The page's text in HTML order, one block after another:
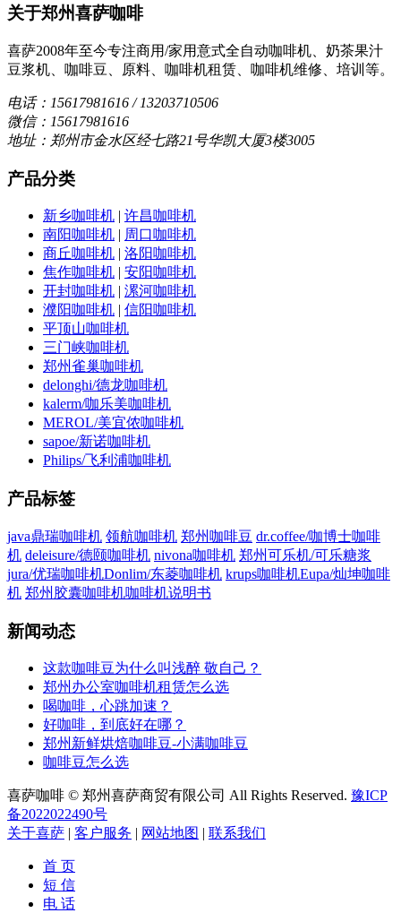
关于郑州喜萨咖啡
喜萨2008年至今专注商用/家用意式全自动咖啡机、奶茶果汁
豆浆机、咖啡豆、原料、咖啡机租赁、咖啡机维修、培训等。
电话：15617981616 / 13203710506
微信：15617981616
地址：郑州市金水区经七路21号华凯大厦3楼3005
产品分类
新乡咖啡机
许昌咖啡机
南阳咖啡机
周口咖啡机
商丘咖啡机
洛阳咖啡机
焦作咖啡机
安阳咖啡机
开封咖啡机
漯河咖啡机
濮阳咖啡机
信阳咖啡机
平顶山咖啡机
三门峡咖啡机
郑州雀巢咖啡机
delonghi/德龙咖啡机
kalerm/咖乐美咖啡机
MEROL/美宜侬咖啡机
sapoe/新诺咖啡机
Philips/飞利浦咖啡机
产品标签
java鼎瑞咖啡机 领航咖啡机 郑州咖啡豆 dr.coffee/咖博士咖啡
机 deleisure/德颐咖啡机 nivona咖啡机 郑州可乐机/可乐糖浆
jura/优瑞咖啡机Donlim/东菱咖啡机 krups咖啡机Eupa/灿坤咖啡
机 郑州胶囊咖啡机咖啡机说明书
新闻动态
这款咖啡豆为什么叫浅醉 敬自己？
郑州办公室咖啡机租赁怎么选
喝咖啡，心跳加速？
好咖啡，到底好在哪？
郑州新鲜烘焙咖啡豆-小满咖啡豆
咖啡豆怎么选
喜萨咖啡 © 郑州喜萨商贸有限公司 All Rights Reserved. 豫ICP
备2022022490号
关于喜萨 | 客户服务 | 网站地图 | 联系我们
首 页
短 信
电 话